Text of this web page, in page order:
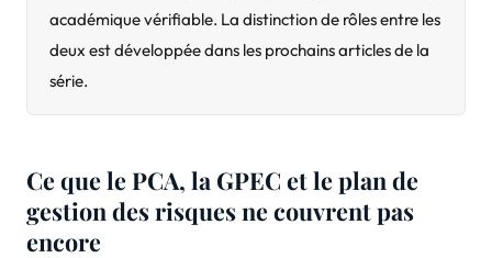
académique vérifiable. La distinction de rôles entre les
deux est développée dans les prochains articles de la
série.
Ce que le PCA, la GPEC et le plan de
gestion des risques ne couvrent pas
encore